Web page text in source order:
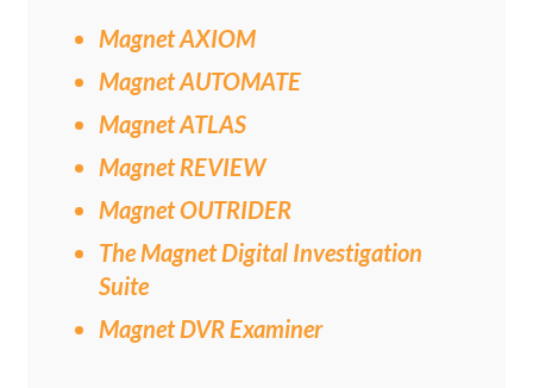
Magnet AXIOM
Magnet AUTOMATE
Magnet ATLAS
Magnet REVIEW
Magnet OUTRIDER
The Magnet Digital Investigation
Suite
Magnet DVR Examiner